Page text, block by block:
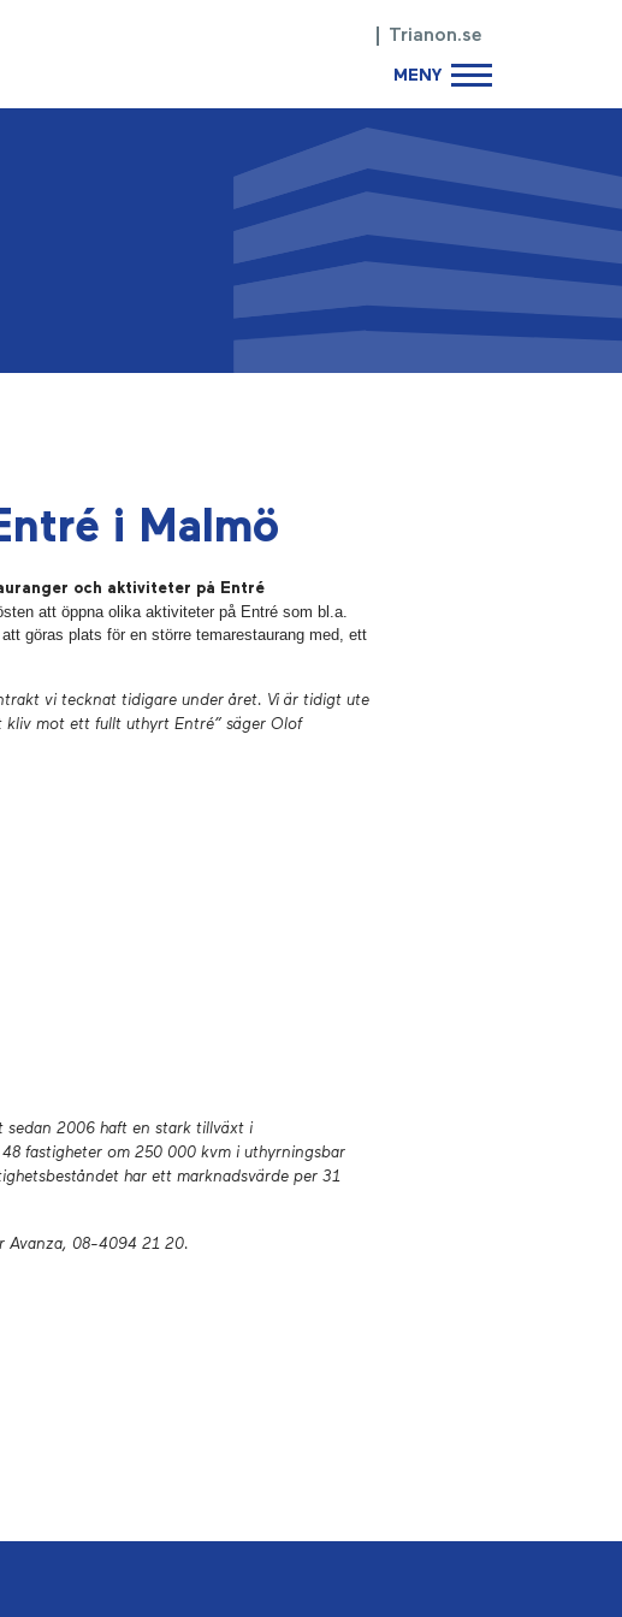
Trianon.se
MENY
i Malmö
och aktiviteter på Entré
att öppna olika aktiviteter på Entré som bl.a.
göras plats för en större temarestaurang med, ett
vi tecknat tidigare under året. Vi är tidigt ute
kliv mot ett fullt uthyrt Entré” säger Olof
sedan 2006 haft en stark tillväxt i
fastigheter om 250 000 kvm i uthyrningsbar
har ett marknadsvärde per 31
Avanza, 08-4094 21 20.